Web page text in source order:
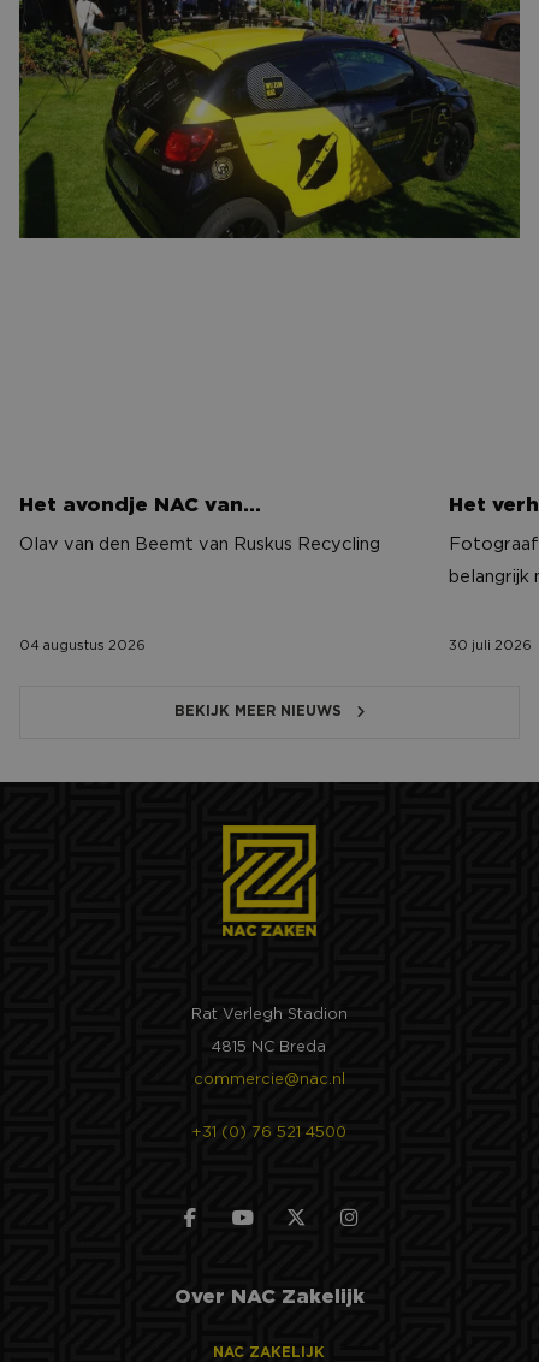
Unde eaque accusamus aliquid ut et ut libero a. Reiciendis
non labore et aperiam. Quia excepturi error eius non cum
praesentium qui.
MEER NIEUWS
Het avondje NAC van…
Olav van den Beemt van Ruskus Recycling
04 augustus 2026
Het avondje NAC van…
Het
belangrijk
30 juli 2026
Het
BEKIJK MEER NIEUWS
Rat Verlegh Stadion
4815 NC Breda
commercie@nac.nl
+31 (0) 76 521 4500
Over NAC Zakelijk
NAC ZAKELIJK